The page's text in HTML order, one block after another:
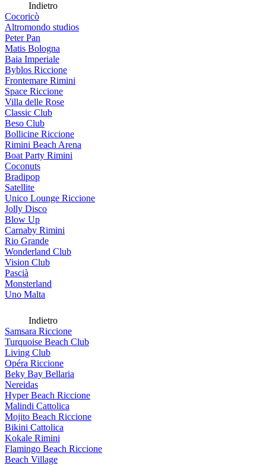
Indietro
Cocoricò
Altromondo studios
Peter Pan
Matis Bologna
Baia Imperiale
Byblos Riccione
Frontemare Rimini
Space Riccione
Villa delle Rose
Classic Club
Beso Club
Bollicine Riccione
Rimini Beach Arena
Boat Party Rimini
Coconuts
Bradipop
Satellite
Unico Lounge Riccione
Jolly Disco
Blow Up
Carnaby Rimini
Rio Grande
Wonderland Club
Vision Club
Pascià
Monsterland
Uno Malta
Indietro
Samsara Riccione
Turquoise Beach Club
Living Club
Opéra Riccione
Beky Bay Bellaria
Nereidas
Hyper Beach Riccione
Malindi Cattolica
Mojito Beach Riccione
Bikini Cattolica
Kokale Rimini
Flamingo Beach Riccione
Beach Village